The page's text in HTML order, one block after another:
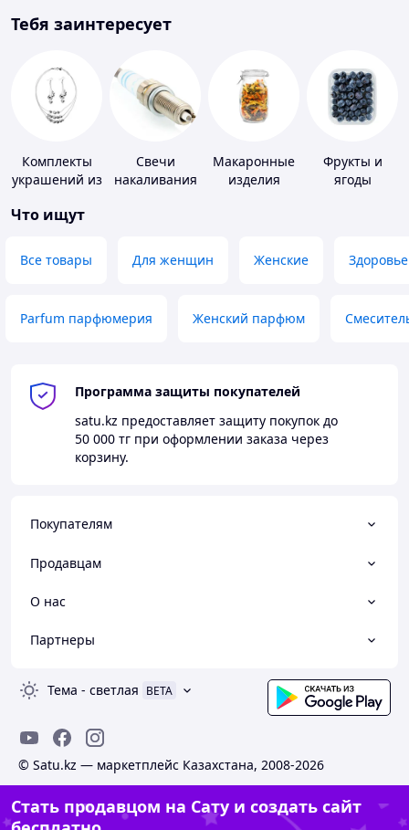
Тебя заинтересует
Комплекты
украшений из
Свечи
накаливания
Макаронные
изделия
Фрукты и
ягоды
Что ищут
Все товары Для женщин Женские Здоровье
Parfum парфюмерия Женский парфюм
Программа защиты покупателей
satu.kz предоставляет защиту покупок до
50 000 тг при оформлении заказа через
корзину.
Покупателям
Продавцам
О нас
Партнеры
Тема - светлая BETA
© Satu.kz — маркетплейс Казахстана, 2008-2026
Стать продавцом на Сату и создать сайт